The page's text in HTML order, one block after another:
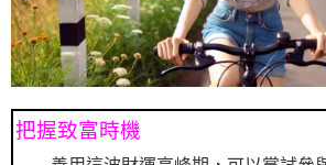
把握致富時機